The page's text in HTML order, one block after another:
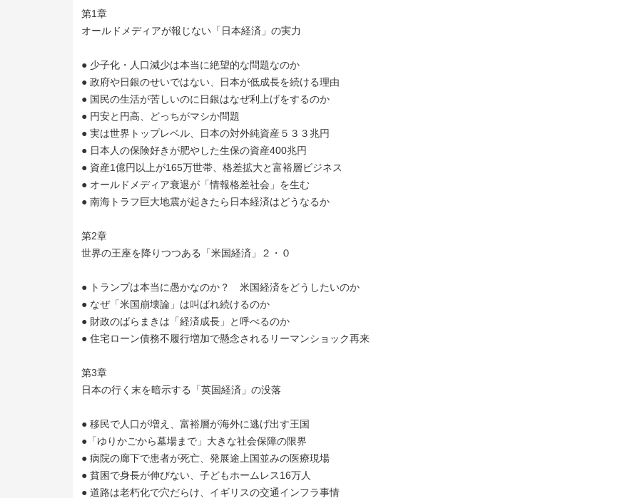
第1章
オールドメディアが報じない「日本経済」の実力
● 少子化・人口減少は本当に絶望的な問題なのか
● 政府や日銀のせいではない、日本が低成長を続ける理由
● 国民の生活が苦しいのに日銀はなぜ利上げをするのか
● 円安と円高、どっちがマシか問題
● 実は世界トップレベル、日本の対外純資産５３３兆円
● 日本人の保険好きが肥やした生保の資産400兆円
● 資産1億円以上が165万世帯、格差拡大と富裕層ビジネス
● オールドメディア衰退が「情報格差社会」を生む
● 南海トラフ巨大地震が起きたら日本経済はどうなるか
第2章
世界の王座を降りつつある「米国経済」２・０
● トランプは本当に愚かなのか？ 米国経済をどうしたいのか
● なぜ「米国崩壊論」は叫ばれ続けるのか
● 財政のばらまきは「経済成長」と呼べるのか
● 住宅ローン債務不履行増加で懸念されるリーマンショック再来
第3章
日本の行く末を暗示する「英国経済」の没落
● 移民で人口が増え、富裕層が海外に逃げ出す王国
●「ゆりかごから墓場まで」大きな社会保障の限界
● 病院の廊下で患者が死亡、発展途上国並みの医療現場
● 貧困で身長が伸びない、子どもホームレス16万人
● 道路は老朽化で穴だらけ、イギリスの交通インフラ事情